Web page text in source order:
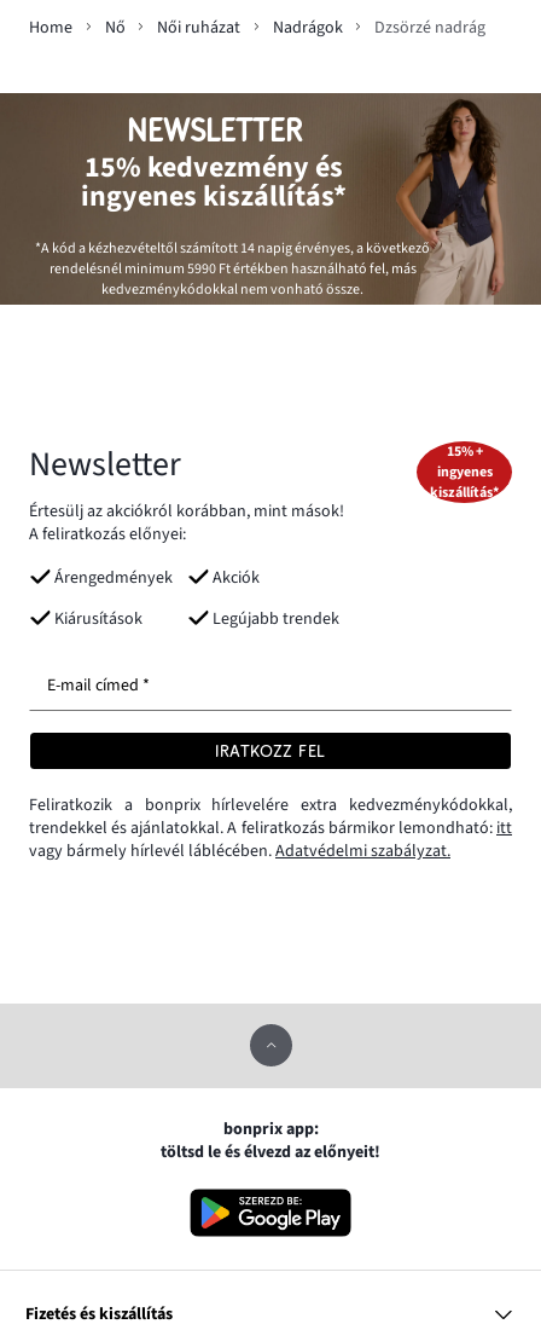
Home Nő Női ruházat Nadrágok Dzsörzé nadrág
NEWSLETTER
15% kedvezmény és
ingyenes kiszállítás*
*A kód a kézhezvételtől számított 14 napig érvényes, a következő
rendelésnél minimum5990 Ftértékben használható fel, más
kedvezménykódokkal nem vonható össze.
Newsletter
Értesülj az akciókról korábban, mint mások!
A feliratkozás előnyei:
Árengedmények
Akciók
Kiárusítások
Legújabb trendek
15% +
ingyenes
kiszállítás*
E-mail címed *
IRATKOZZ FEL
Feliratkozik a bonprix hírlevelére extra kedvezménykódokkal,
trendekkel és ajánlatokkal. A feliratkozás bármikor lemondható:itt
vagy bármely hírlevél láblécében.Adatvédelmi szabályzat.
bonprix app:
töltsd le és élvezd az előnyeit!
Fizetés és kiszállítás